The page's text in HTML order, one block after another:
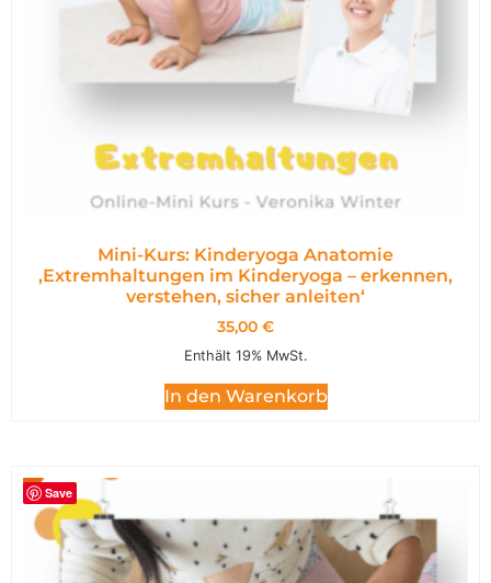
Mini-Kurs: Kinderyoga Anatomie
,Extremhaltungen im Kinderyoga – erkennen,
verstehen, sicher anleiten‘
35,00 €
Enthält 19% MwSt.
In den Warenkorb
Save